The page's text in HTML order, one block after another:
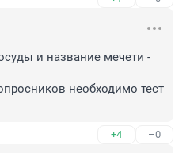
и название мечети -
необходимо тест
+4 –0